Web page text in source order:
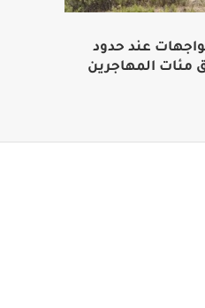
عند حدود
مئات المهاجرين